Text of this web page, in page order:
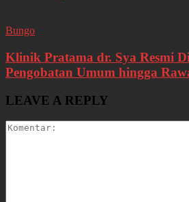
Bungo
Klinik Pratama dr. Sya Resmi
Pengobatan Umum hingga
LEAVE A REPLY